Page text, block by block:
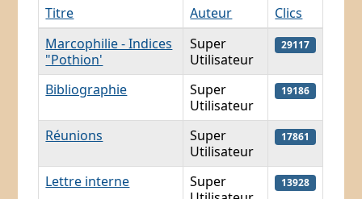
Articles
Titre Auteur
Clics
Marcophilie - Indices
"Pothion'
Super
Utilisateur
29117
Bibliographie
Super
Utilisateur
19186
Réunions
Super
Utilisateur
17861
Lettre interne
Super
13928